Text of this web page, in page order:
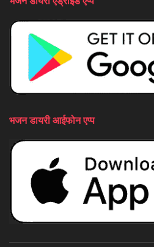
भजन डायरी आईफोन एप्प